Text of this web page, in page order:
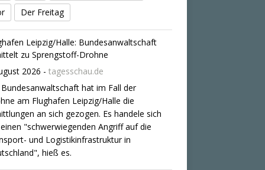
Der Freitag
und Logistikinfrastruktur in
hieß es.
am Leipziger Flughafen -
auf Munitionstransporte geplant?
2026 - tagesschau.de
Drohnenvorfall am Flughafen Leipzig/Halle
dramatisch enden können. Nach
von WDR, NDR und SZ war eine
Frachtmaschine, neben der eine
Drohne entdeckt wurde, am
noch mit Munition beladen.